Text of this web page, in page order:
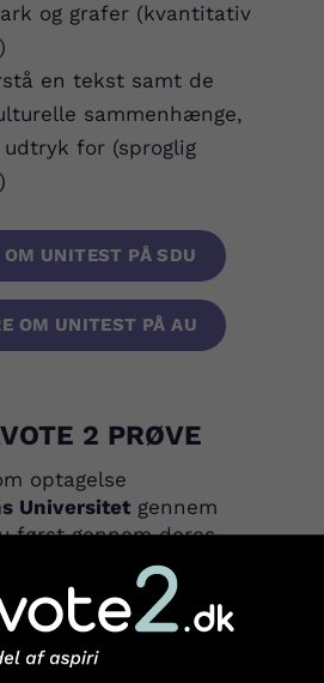
og grafer (kvantitativ
en tekst samt de
sammenhænge,
for (sproglig
UNITEST PÅ SDU
OM UNITEST PÅ AU
2 PRØVE
optagelse
Universitetgennem
først gennem deres
Hvis du får nok point
bliver du inviteret til et
interview.
tester dig i dine